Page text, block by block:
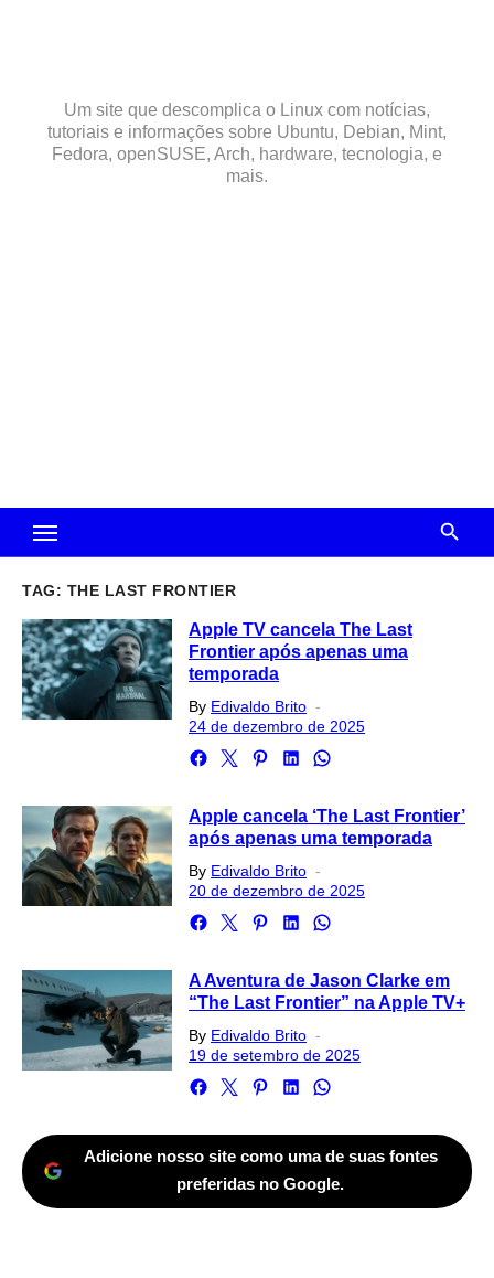
Um site que descomplica o Linux com notícias,
tutoriais e informações sobre Ubuntu, Debian, Mint,
Fedora, openSUSE, Arch, hardware, tecnologia, e
mais.
TAG: THE LAST FRONTIER
Apple TV cancela The Last
Frontier após apenas uma
temporada
By Edivaldo Brito
on
24 de dezembro de 2025
Apple cancela ‘The Last Frontier’
após apenas uma temporada
By Edivaldo Brito
on
20 de dezembro de 2025
A Aventura de Jason Clarke em
“The Last Frontier” na Apple TV+
By Edivaldo Brito
on
19 de setembro de 2025
Adicione nosso site como uma de suas fontes
preferidas no Google.